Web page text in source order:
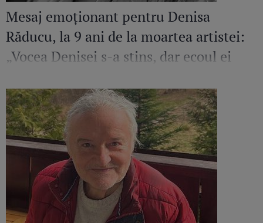
Mesaj emoționant pentru Denisa
Răducu, la 9 ani de la moartea artistei:
„Vocea Denisei s-a stins, dar ecoul ei